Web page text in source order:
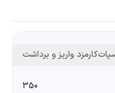
کارمزد واریز و برداشت
350